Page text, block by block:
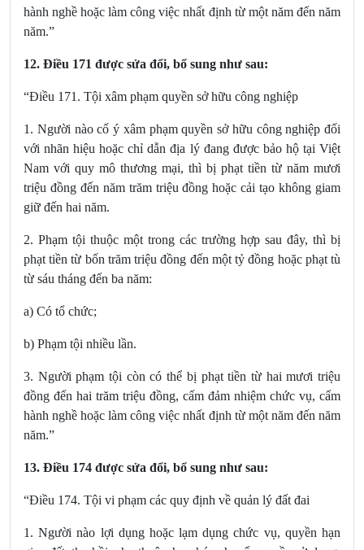
hành nghề hoặc làm công việc nhất định từ một năm đến năm
năm.”
12. Điều 171 được sửa đổi, bổ sung như sau:
“Điều 171. Tội xâm phạm quyền sở hữu công nghiệp
1. Người nào cố ý xâm phạm quyền sở hữu công nghiệp đối
với nhãn hiệu hoặc chỉ dẫn địa lý đang được bảo hộ tại Việt
Nam với quy mô thương mại, thì bị phạt tiền từ năm mươi
triệu đồng đến năm trăm triệu đồng hoặc cải tạo không giam
giữ đến hai năm.
2. Phạm tội thuộc một trong các trường hợp sau đây, thì bị
phạt tiền từ bốn trăm triệu đồng đến một tỷ đồng hoặc phạt tù
từ sáu tháng đến ba năm:
a) Có tổ chức;
b) Phạm tội nhiều lần.
3. Người phạm tội còn có thể bị phạt tiền từ hai mươi triệu
đồng đến hai trăm triệu đồng, cấm đảm nhiệm chức vụ, cấm
hành nghề hoặc làm công việc nhất định từ một năm đến năm
năm.”
13. Điều 174 được sửa đổi, bổ sung như sau:
“Điều 174. Tội vi phạm các quy định về quản lý đất đai
1. Người nào lợi dụng hoặc lạm dụng chức vụ, quyền hạn